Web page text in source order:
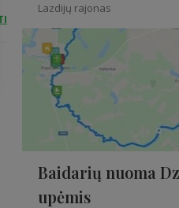
Lazdijų rajonas
Baidarių nuoma
upėmis